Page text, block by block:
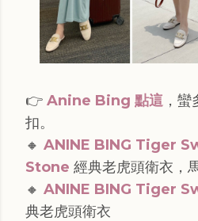
👉 Anine Bing 點這 ，
扣。
🔸 ANINE BING Tiger
Stone 經典老虎頭衛衣，
🔸 ANINE BING Tiger
典老虎頭衛衣